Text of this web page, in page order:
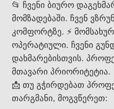
📂 ჩვენი ბიურო
მომზადებაში. ჩვენ
კომფორტზე. ⚡
ოპერატიული. ჩვენი
დახმარებისთვის.
მთავარი პრიორიტეტია.
📩 თუ გჭირდებათ
თარგმანი, მოგვწერეთ: